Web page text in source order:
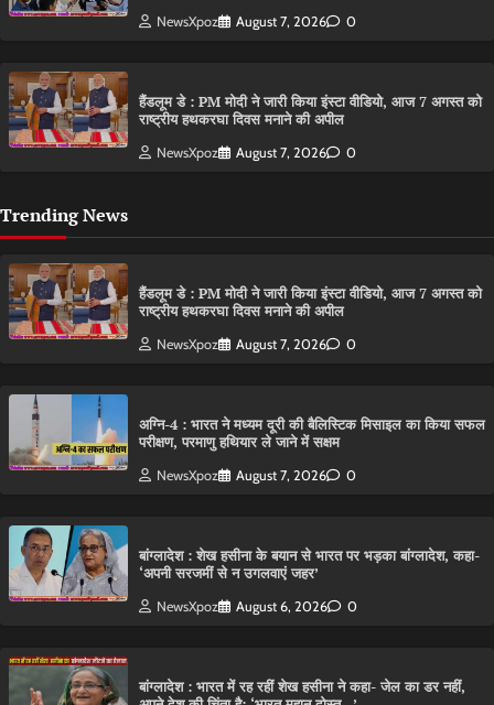
NewsXpoz August 7, 2026 0
हैंडलूम डे : PM मोदी ने जारी किया इंस्टा वीडियो, आज 7 अगस्त को
राष्ट्रीय हथकरघा दिवस मनाने की अपील
NewsXpoz August 7, 2026 0
Trending News
हैंडलूम डे : PM मोदी ने जारी किया इंस्टा वीडियो, आज 7 अगस्त को
राष्ट्रीय हथकरघा दिवस मनाने की अपील
NewsXpoz August 7, 2026 0
अग्नि-4 : भारत ने मध्यम दूरी की बैलिस्टिक मिसाइल का किया सफल
परीक्षण, परमाणु हथियार ले जाने में सक्षम
NewsXpoz August 7, 2026 0
बांग्लादेश : शेख हसीना के बयान से भारत पर भड़का बांग्लादेश, कहा-
‘अपनी सरजमीं से न उगलवाएं जहर’
NewsXpoz August 6, 2026 0
बांग्लादेश : भारत में रह रहीं शेख हसीना ने कहा- जेल का डर नहीं,